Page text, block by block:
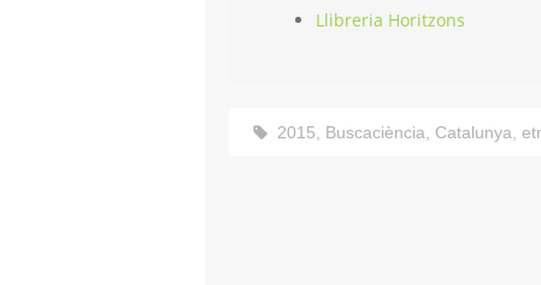
Llibreria Horitzons
2015, Buscaciència, Catalunya,